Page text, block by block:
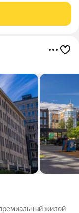
спальной